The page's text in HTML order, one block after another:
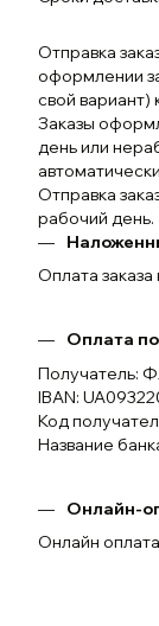
Отправка
оформлении
свой
Заказы
день или
Отправка
рабочий день.
Оплата
Оплата
Получатель:
IBAN:
Код
Название
Онлайн-
Онлайн оплата